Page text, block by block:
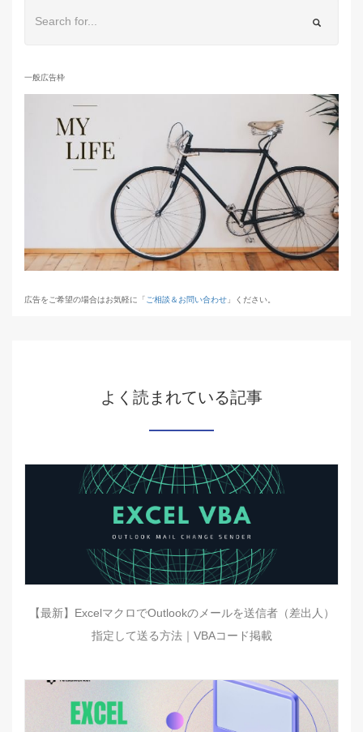
一般広告枠
広告をご希望の場合はお気軽に「ご相談＆お問い合わせ 」ください。
よく読まれている記事
【最新】ExcelマクロでOutlookのメールを送信者（差出人）
指定して送る方法｜VBAコード掲載